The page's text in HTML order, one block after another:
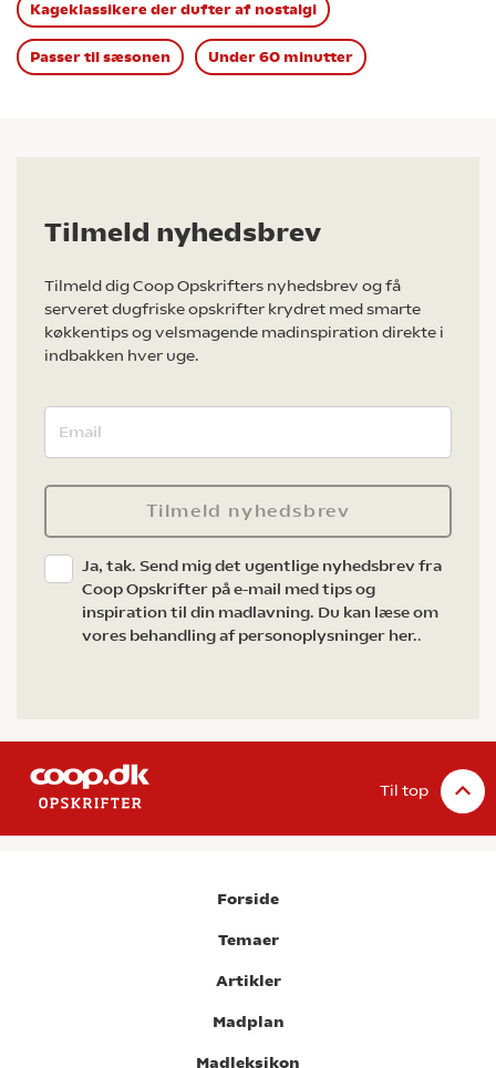
Kageklassikere der dufter af nostalgi
Passer til sæsonen Under 60 minutter
Tilmeld nyhedsbrev
Tilmeld dig Coop Opskrifters nyhedsbrev og få
serveret dugfriske opskrifter krydret med smarte
køkkentips og velsmagende madinspiration direkte i
indbakken hver uge.
Tilmeld nyhedsbrev
Ja, tak. Send mig det ugentlige nyhedsbrev fra
Coop Opskrifter på e-mail med tips og
inspiration til din madlavning. Du kan læse om
vores behandling af personoplysninger her..
Til top
Forside
Temaer
Artikler
Madplan
Madleksikon